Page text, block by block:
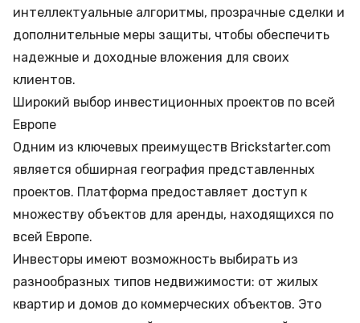
интеллектуальные алгоритмы, прозрачные сделки и
дополнительные меры защиты, чтобы обеспечить
надежные и доходные вложения для своих
клиентов.
Широкий выбор инвестиционных проектов по всей
Европе
Одним из ключевых преимуществ Brickstarter.com
является обширная география представленных
проектов. Платформа предоставляет доступ к
множеству объектов для аренды, находящихся по
всей Европе.
Инвесторы имеют возможность выбирать из
разнообразных типов недвижимости: от жилых
квартир и домов до коммерческих объектов. Это